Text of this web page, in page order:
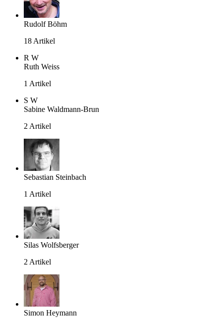
Rudolf Böhm
18 Artikel
R W
Ruth Weiss
1 Artikel
S W
Sabine Waldmann-Brun
2 Artikel
Sebastian Steinbach
1 Artikel
Silas Wolfsberger
2 Artikel
Simon Heymann